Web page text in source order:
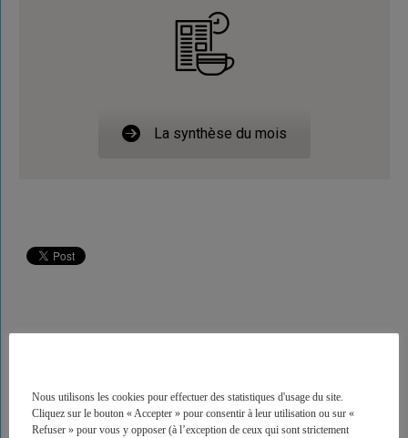
La synthèse du mois
Nous utilisons les cookies pour effectuer des statistiques d'usage du site.
Cliquez sur le bouton « Accepter » pour consentir à leur utilisation ou sur «
Refuser » pour vous y opposer (à l’exception de ceux qui sont strictement